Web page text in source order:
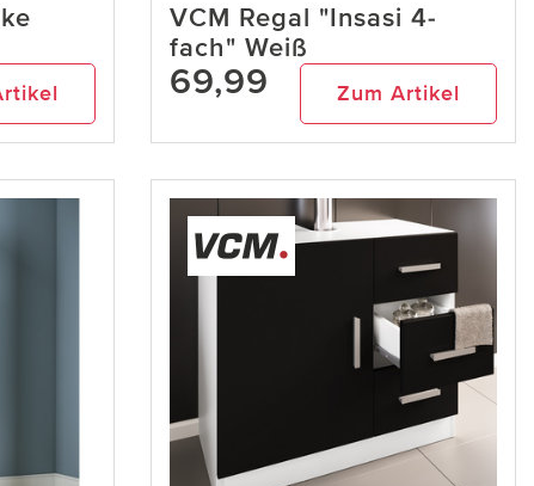
VCM Regal "Insasi 4-
fach" Weiß
69,99 Zum Artikel